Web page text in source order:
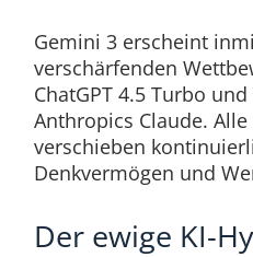
Gemini 3 erscheint
verschärfenden
ChatGPT 4.5 Turbo
Anthropics Claude.
verschieben
Denkvermögen und
Der ewige KI-